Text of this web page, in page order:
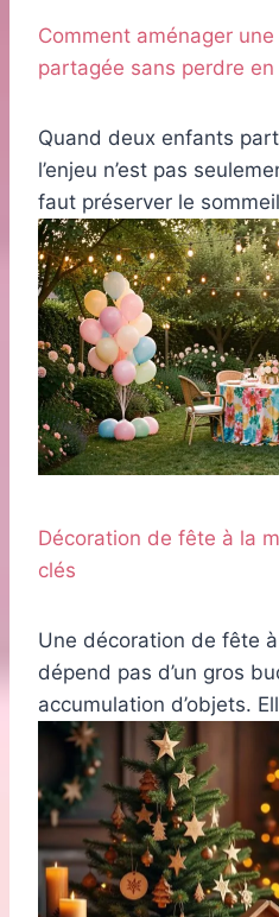
Comment aménager
partagée sans perdre
Quand deux enfants
l’enjeu n’est pas
faut préserver le
Décoration de fête à la
clés
Une décoration de fête
dépend pas d’un gros
accumulation d’objets.